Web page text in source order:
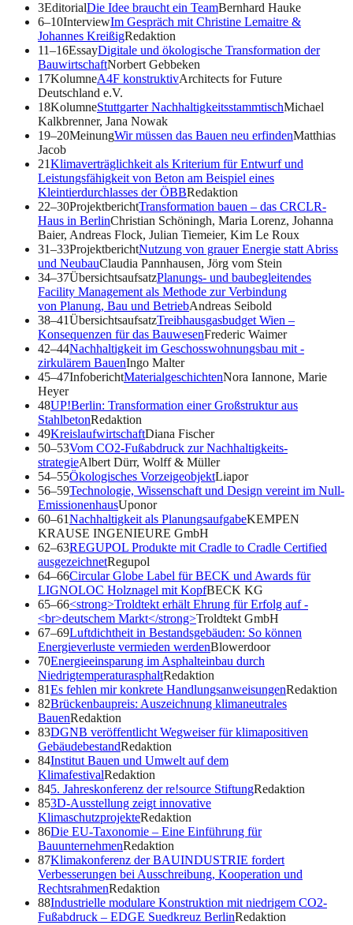
3EditorialDie Idee braucht ein TeamBernhard Hauke
6–10InterviewIm Gespräch mit Christine ­Lemaitre &
Johannes KreißigRedaktion
11–16EssayDigitale und ökologische Transformation der
BauwirtschaftNorbert Gebbeken
17KolumneA4F konstruktivArchitects for Future
Deutschland e.V.
18KolumneStuttgarter NachhaltigkeitsstammtischMichael
Kalkbrenner, Jana Nowak
19–20MeinungWir müssen das Bauen neu erfindenMatthias
Jacob
21Klimaverträglichkeit als Kriterium für Entwurf und
Leistungsfähigkeit von Beton am Beispiel eines
Kleintierdurchlasses der ÖBBRedaktion
22–30ProjektberichtTransformation bauen – das CRCLR-
Haus in BerlinChristian Schöningh, Maria Lorenz, Johanna
Baier, Andreas Flock, Julian Tiemeier, Kim Le Roux
31–33ProjektberichtNutzung von grauer Energie statt Abriss
und ­NeubauClaudia Pannhausen, Jörg vom Stein
34–37ÜbersichtsaufsatzPlanungs- und baubegleitendes
Facility ­Management als Methode zur Verbindung
von Planung, Bau und BetriebAndreas Seibold
38–41ÜbersichtsaufsatzTreibhausgasbudget Wien –
Konsequenzen für das BauwesenFrederic Waimer
42–44Nachhaltigkeit im Geschosswohnungsbau mit ­
zirkulärem BauenIngo Malter
45–47InfoberichtMaterialgeschichtenNora Iannone, Marie
Heyer
48UP!Berlin: Transformation einer Großstruktur aus
StahlbetonRedaktion
49KreislaufwirtschaftDiana Fischer
50–53Vom CO2-Fußabdruck zur Nachhaltigkeits­
strategieAlbert Dürr, Wolff & Müller
54–55Ökologisches VorzeigeobjektLiapor
56–59Technologie, Wissenschaft und Design vereint im Null-
EmissionenhausUponor
60–61Nachhaltigkeit als PlanungsaufgabeKEMPEN
KRAUSE INGENIEURE GmbH
62–63REGUPOL Produkte mit Cradle to Cradle ­Certified
ausgezeichnetRegupol
64–66Circular Globe Label für BECK und Awards für
LIGNOLOC Holznagel mit KopfBECK KG
65–66<strong>Troldtekt erhält Ehrung für Erfolg auf ­
<br>deutschem Markt</strong>Troldtekt GmbH
67–69Luftdichtheit in Bestandsgebäuden: So können
Energieverluste vermieden werdenBlowerdoor
70Energieeinsparung im Asphalteinbau durch
NiedrigtemperaturasphaltRedaktion
81Es fehlen mir konkrete HandlungsanweisungenRedaktion
82Brückenbaupreis: Auszeichnung klimaneutrales
BauenRedaktion
83DGNB veröffentlicht Wegweiser für klimapositiven
GebäudebestandRedaktion
84Institut Bauen und Umwelt auf dem
KlimafestivalRedaktion
845. Jahreskonferenz der re!source StiftungRedaktion
853D-Ausstellung zeigt innovative
KlimaschutzprojekteRedaktion
86Die EU-Taxonomie – Eine Einführung für
BauunternehmenRedaktion
87Klimakonferenz der BAUINDUSTRIE fordert
Verbesserungen bei Ausschreibung, Kooperation und
RechtsrahmenRedaktion
88Industrielle modulare Konstruktion mit niedrigem CO2-
Fußabdruck – EDGE Suedkreuz BerlinRedaktion